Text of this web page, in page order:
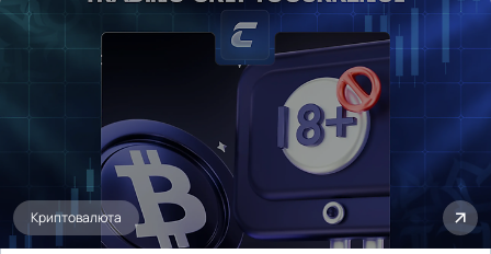
Криптовалюта